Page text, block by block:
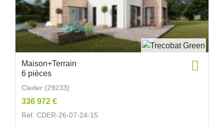
Maison+Terrain
6 pièces
Cleder (29233)
336 972 €
Réf. CDER-26-07-24-15